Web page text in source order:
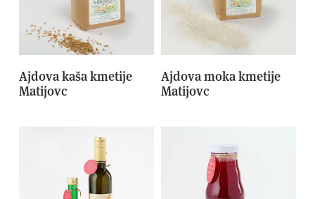
Ajdova kaša kmetije
Matijovc
Ajdova moka kmetije
Matijovc